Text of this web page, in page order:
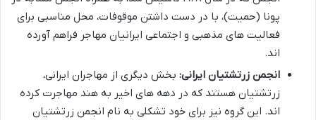
پونا (حمیت)، با در دست داشتن موقوفات، محل مناسبی برای
فعالیت های مذهبی و اجتماعی ایرانیان مهاجر فراهم آورده
اند.
انجمن زرتشتیان ایرانی: بخش دیگری از مهاجران ایرانی،
زرتشتیان هستند که در دهه های اخیر به هند مهاجرت کرده
اند. این گروه نیز برای خود تشکلی به نام انجمن زرتشتیان